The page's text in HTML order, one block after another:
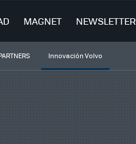
MAGNET NEWSLETTER
Innovación Volvo